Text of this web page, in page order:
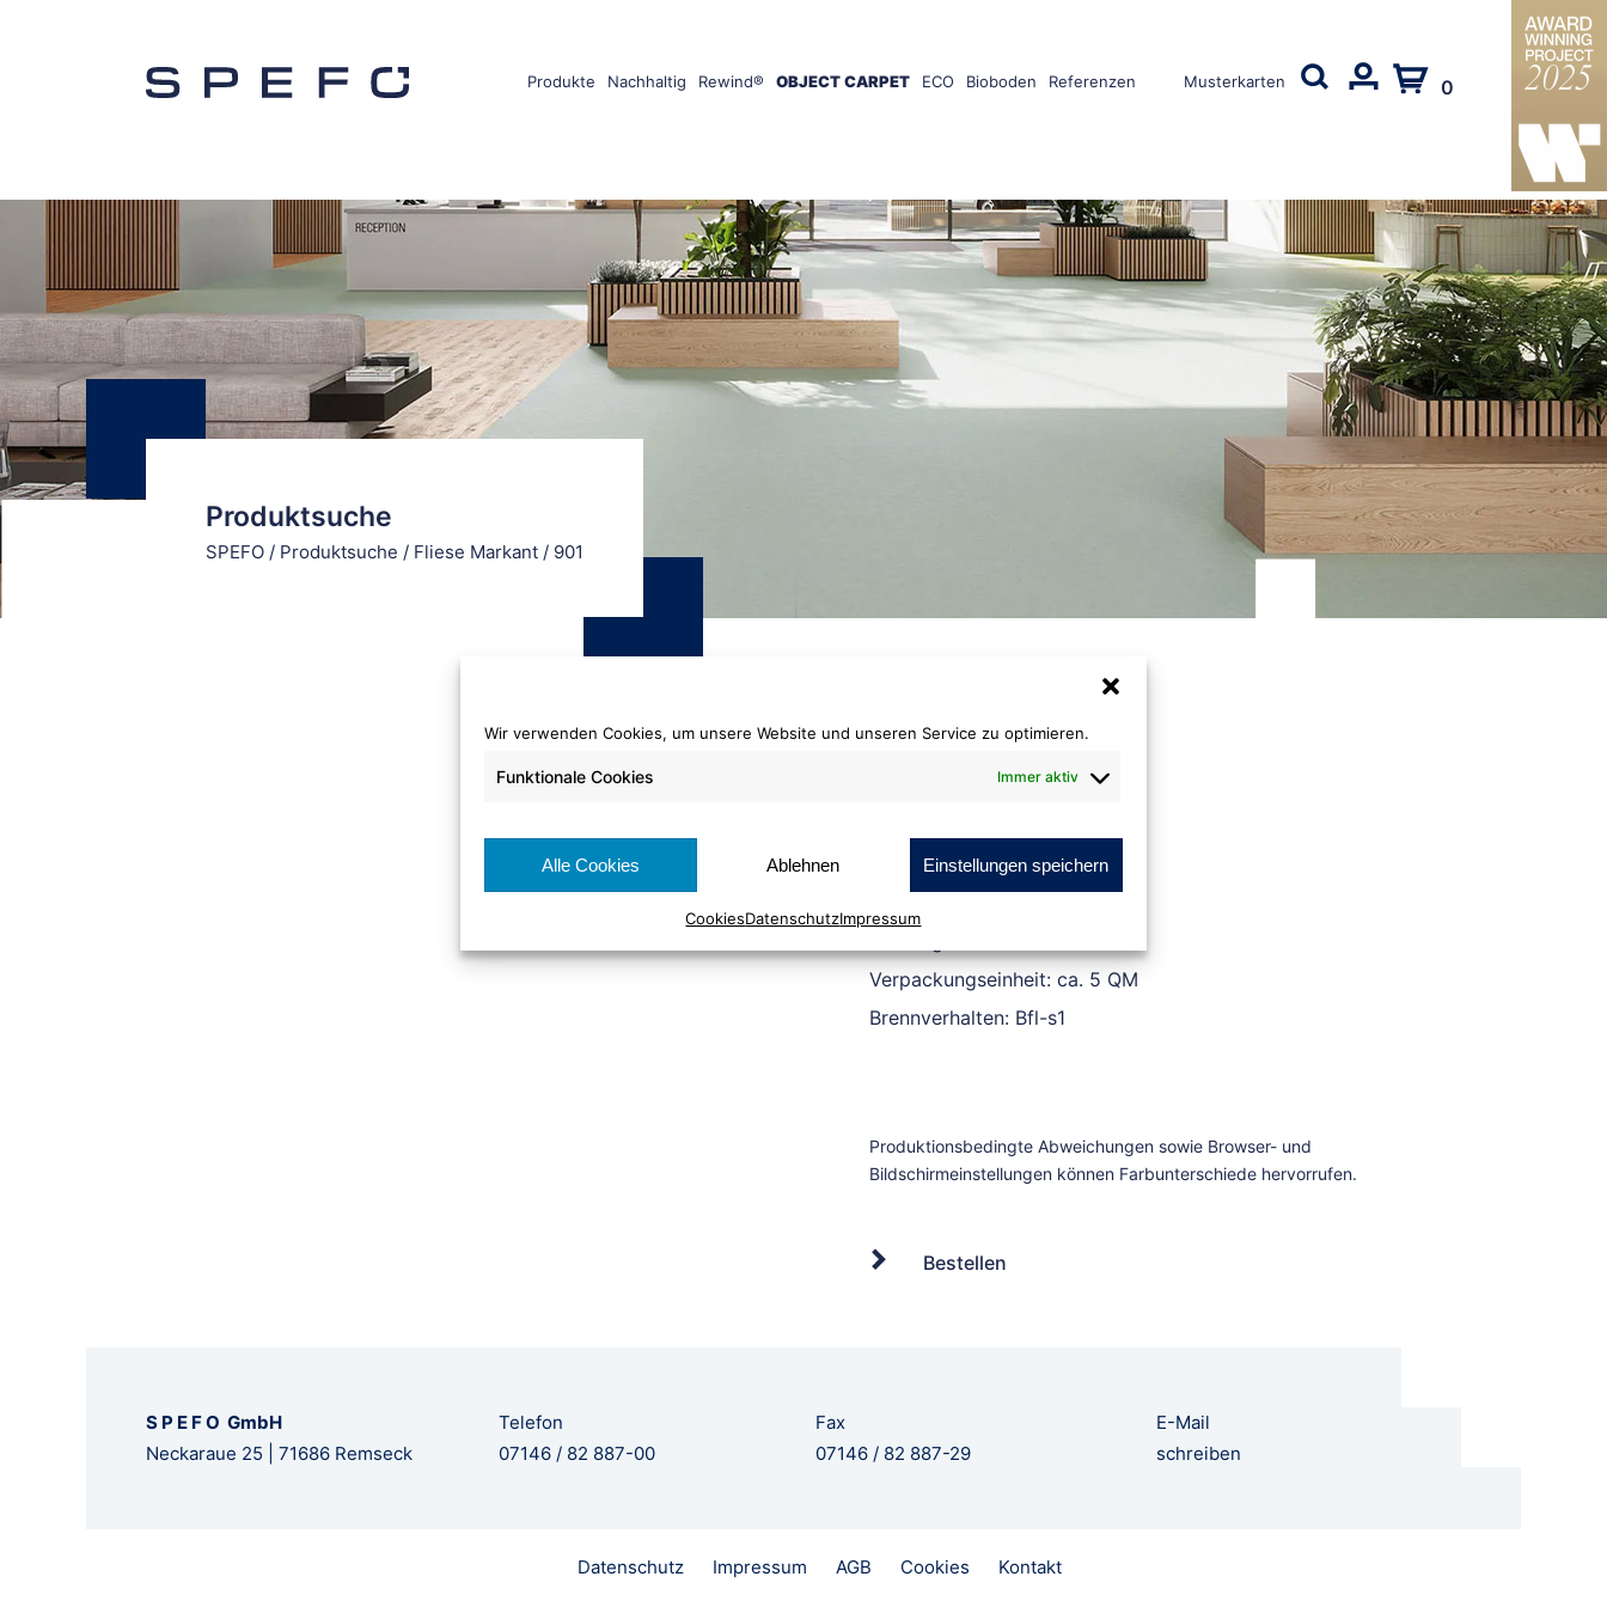
Wir verwenden Cookies, um unsere Website und unseren Service zu optimieren.
Funktionale Cookies Immer aktiv
Alle Cookies Ablehnen Einstellungen speichern
CookiesDatenschutzImpressum
Produkte Nachhaltig Rewind® OBJECT CARPET ECO Bioboden Referenzen Musterkarten 0
Produktsuche
SPEFO / Produktsuche / Fliese Markant / 901
901
Verpackungseinheit: ca. 5 QM
Brennverhalten: Bfl-s1
Bestellen
S P E F O GmbH
Neckaraue 25 | 71686 Remseck
Telefon
07146 / 82 887-00
Fax
07146 / 82 887-29
E-Mail
schreiben
Datenschutz Impressum AGB Cookies Kontakt